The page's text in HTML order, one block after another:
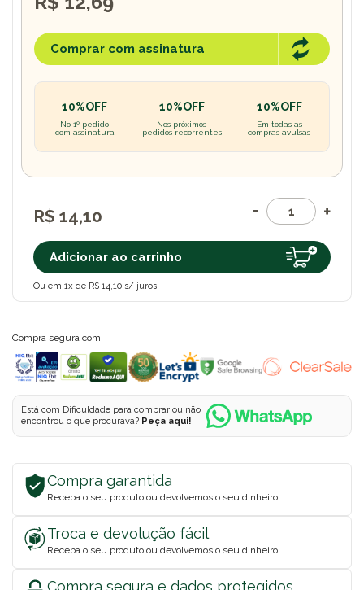
R$ 14,10
Adicionar ao carrinho
Ou em 1x de R$ 14,10 s/ juros
Comprar com assinatura
10%OFF
No 1º pedido
com assinatura
10%OFF
Nos próximos
pedidos recorrentes
10%OFF
Em todas as
compras avulsas
Compra segura com:
Está com Dificuldade para comprar ou não
encontrou o que procurava? Peça aqui!
Compra garantida
Receba o seu produto ou devolvemos o seu dinheiro
Troca e devolução fácil
Receba o seu produto ou devolvemos o seu dinheiro
Compra segura e dados protegidos